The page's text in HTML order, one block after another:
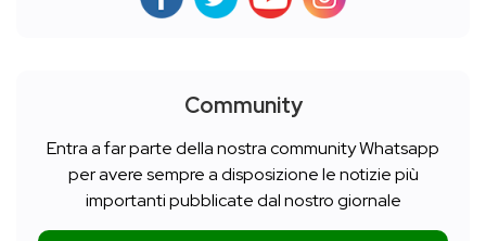
Community
Entra a far parte della nostra community Whatsapp
per avere sempre a disposizione le notizie più
importanti pubblicate dal nostro giornale